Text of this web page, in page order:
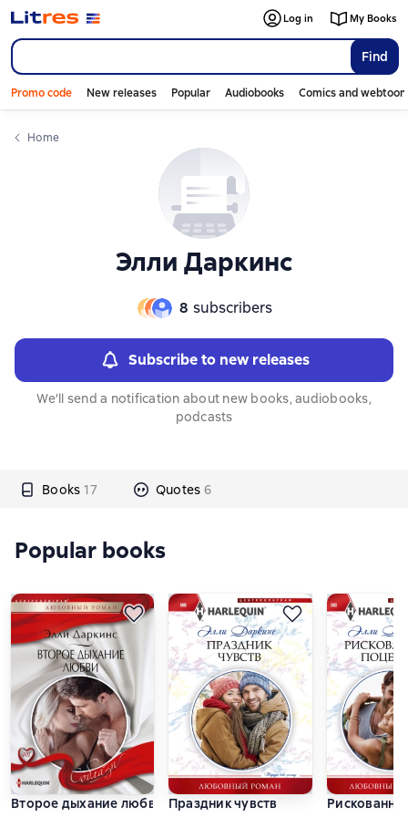
Find
Log in My Books
Promo code New releases Popular Audiobooks Comics and
Home
Элли Даркинс
8 subscribers
Subscribe to new releases
We'll send a notification about new books, audiobooks,
podcasts
Books 17 Quotes 6
Слайдер с книгами
Popular books
Второе дыхание любви
Праздник чувств
Слайдер с книгами